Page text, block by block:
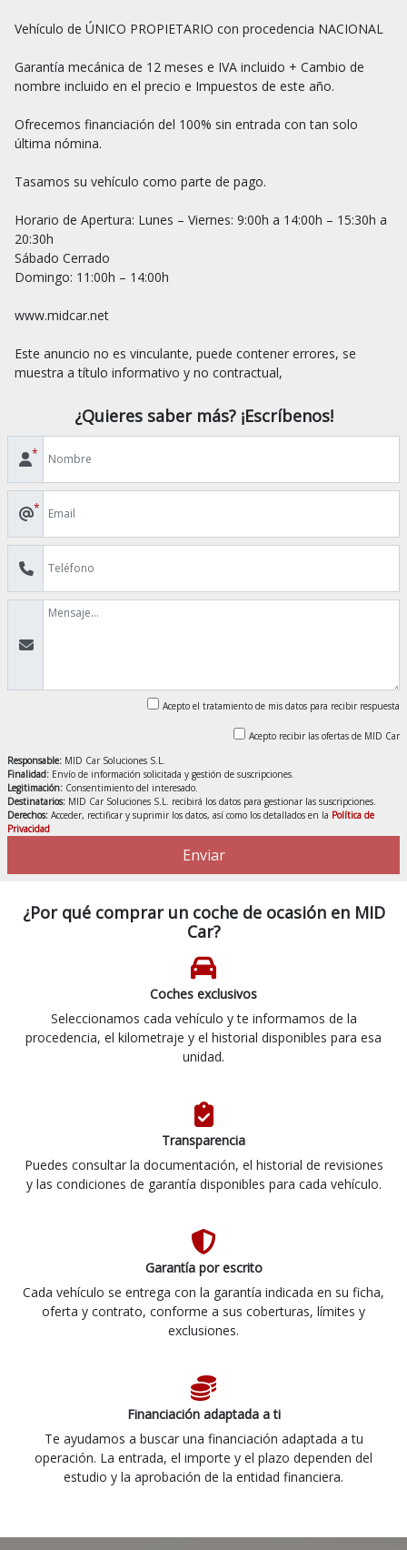
Vehículo de ÚNICO PROPIETARIO con procedencia NACIONAL
Garantía mecánica de 12 meses e IVA incluido + Cambio de
nombre incluido en el precio e Impuestos de este año.
Ofrecemos financiación del 100% sin entrada con tan solo
última nómina.
Tasamos su vehículo como parte de pago.
Horario de Apertura: Lunes – Viernes: 9:00h a 14:00h – 15:30h a
20:30h
Sábado Cerrado
Domingo: 11:00h – 14:00h
www.midcar.net
Este anuncio no es vinculante, puede contener errores, se
¿Quieres saber más? ¡Escríbenos!
*
*
Acepto el tratamiento de mis datos para recibir respuesta
Acepto recibir las ofertas de MID Car
Responsable: MID Car Soluciones S.L.
Finalidad: Envío de información solicitada y gestión de suscripciones.
Legitimación: Consentimiento del interesado.
Destinatarios: MID Car Soluciones S.L. recibirá los datos para gestionar las suscripciones.
Derechos: Acceder, rectificar y suprimir los datos, así como los detallados en la Política de
Privacidad
Enviar
¿Por qué comprar un coche de ocasión en MID
Car?
Coches exclusivos
Seleccionamos cada vehículo y te informamos de la
procedencia, el kilometraje y el historial disponibles para esa
unidad.
Transparencia
Puedes consultar la documentación, el historial de revisiones
y las condiciones de garantía disponibles para cada vehículo.
Garantía por escrito
Cada vehículo se entrega con la garantía indicada en su ficha,
oferta y contrato, conforme a sus coberturas, límites y
exclusiones.
Financiación adaptada a ti
Te ayudamos a buscar una financiación adaptada a tu
operación. La entrada, el importe y el plazo dependen del
estudio y la aprobación de la entidad financiera.